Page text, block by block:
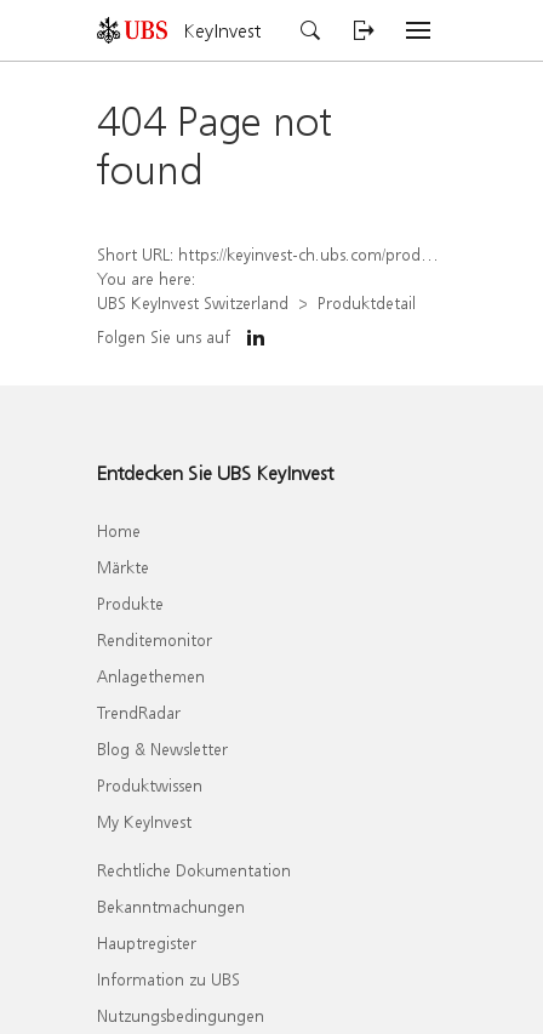
KeyInvest
404 Page not
found
Short URL: https://keyinvest-ch.ubs.com/produkt/detail/index/isin/CH1570523998
You are here:
UBS KeyInvest Switzerland
Produktdetail
Folgen Sie uns auf
Entdecken Sie UBS KeyInvest
Home
Märkte
Produkte
Renditemonitor
Anlagethemen
TrendRadar
Blog & Newsletter
Produktwissen
My KeyInvest
Rechtliche Dokumentation
Bekanntmachungen
Hauptregister
Information zu UBS
Nutzungsbedingungen